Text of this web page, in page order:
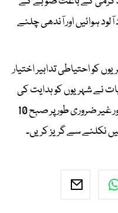
ہوائیں اور آندھی چلنے
کو احتیاطی تدابیر اختیار
نے شہریوں کو ہدایت کی
ہے کہ وہ پانی کا زیادہ استعمال کریں اور غیر ضروری طور پر صبح 10